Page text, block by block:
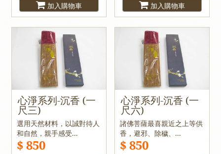
加入購物車 加入購物車
心淨系列-沉香 (一
尺三)
選用天然材料，以誠對待人
和自然，親手感受...
$ 850
心淨系列-沉香 (一
尺六)
諸佛菩薩最喜親近之上等供
香，避邪、除穢、...
$ 850